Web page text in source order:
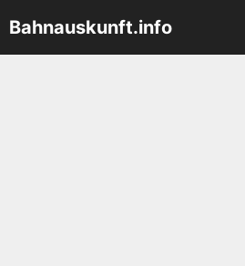
Inhalt
springen
Bahnauskunft.info